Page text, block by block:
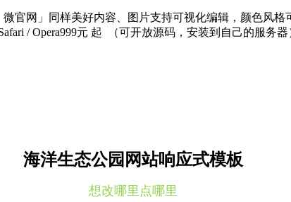
官网」同样美好内容、图片支持可视化编辑，颜色风格
/ Opera999元 起 （可开放源码，安装到自己的服务
海洋生态公园网站响应式模板
想改哪里点哪里